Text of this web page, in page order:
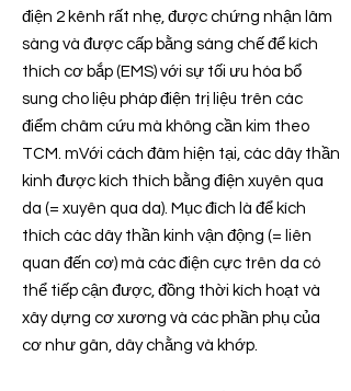
điện 2 kênh rất nhẹ, được chứng nhận lâm
sàng và được cấp bằng sáng chế để kích
thích cơ bắp (EMS) với sự tối ưu hóa bổ
sung cho liệu pháp điện trị liệu trên các
điểm châm cứu mà không cần kim theo
TCM. mVới cách đâm hiện tại, các dây thần
kinh được kích thích bằng điện xuyên qua
da (= xuyên qua da). Mục đích là để kích
thích các dây thần kinh vận động (= liên
quan đến cơ) mà các điện cực trên da có
thể tiếp cận được, đồng thời kích hoạt và
xây dựng cơ xương và các phần phụ của
cơ như gân, dây chằng và khớp.